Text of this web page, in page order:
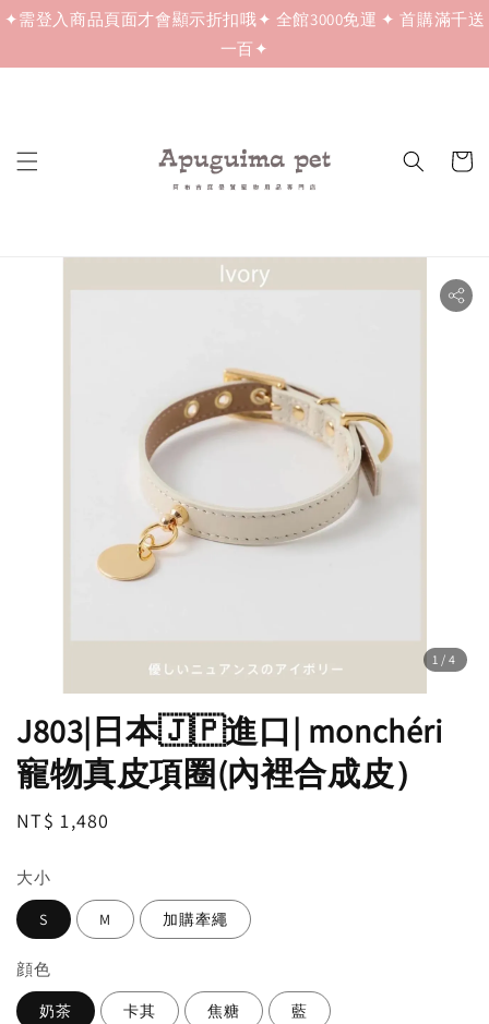
✦需登入商品頁面才會顯示折扣哦✦ 全館3000免運 ✦ 首購滿千送
一百✦
1 /4
J803|日本🇯🇵進口| monchéri
寵物真皮項圈(內裡合成皮）
Regular
NT$ 1,480
大小
S M 加購牽繩
顔色
奶茶 卡其 焦糖 藍